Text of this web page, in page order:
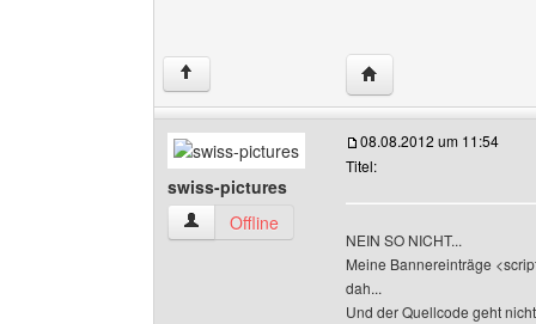
↑ Website dieses
swiss-pictures
swiss-pictures Benutzer-Profile anzeigen
Offline
08.08.2012 um 11:54
Titel:
NEIN SO NICHT...
Meine Bannereinträge
dah...
Und der Quellcode geht